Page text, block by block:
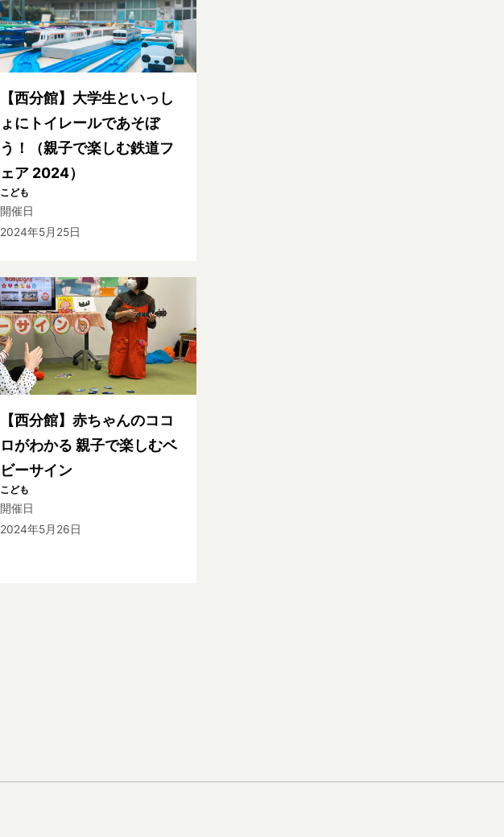
【西分館】大学生といっし
ょにトイレールであそぼ
う！（親子で楽しむ鉄道フ
ェア 2024）
こども
開催日
2024年5月25日
【西分館】赤ちゃんのココ
ロがわかる 親子で楽しむベ
ビーサイン
こども
開催日
2024年5月26日